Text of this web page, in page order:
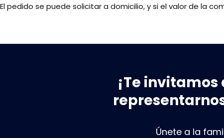
El pedido se puede solicitar a domicilio, y si el valor de la
¡Te
Únete a la